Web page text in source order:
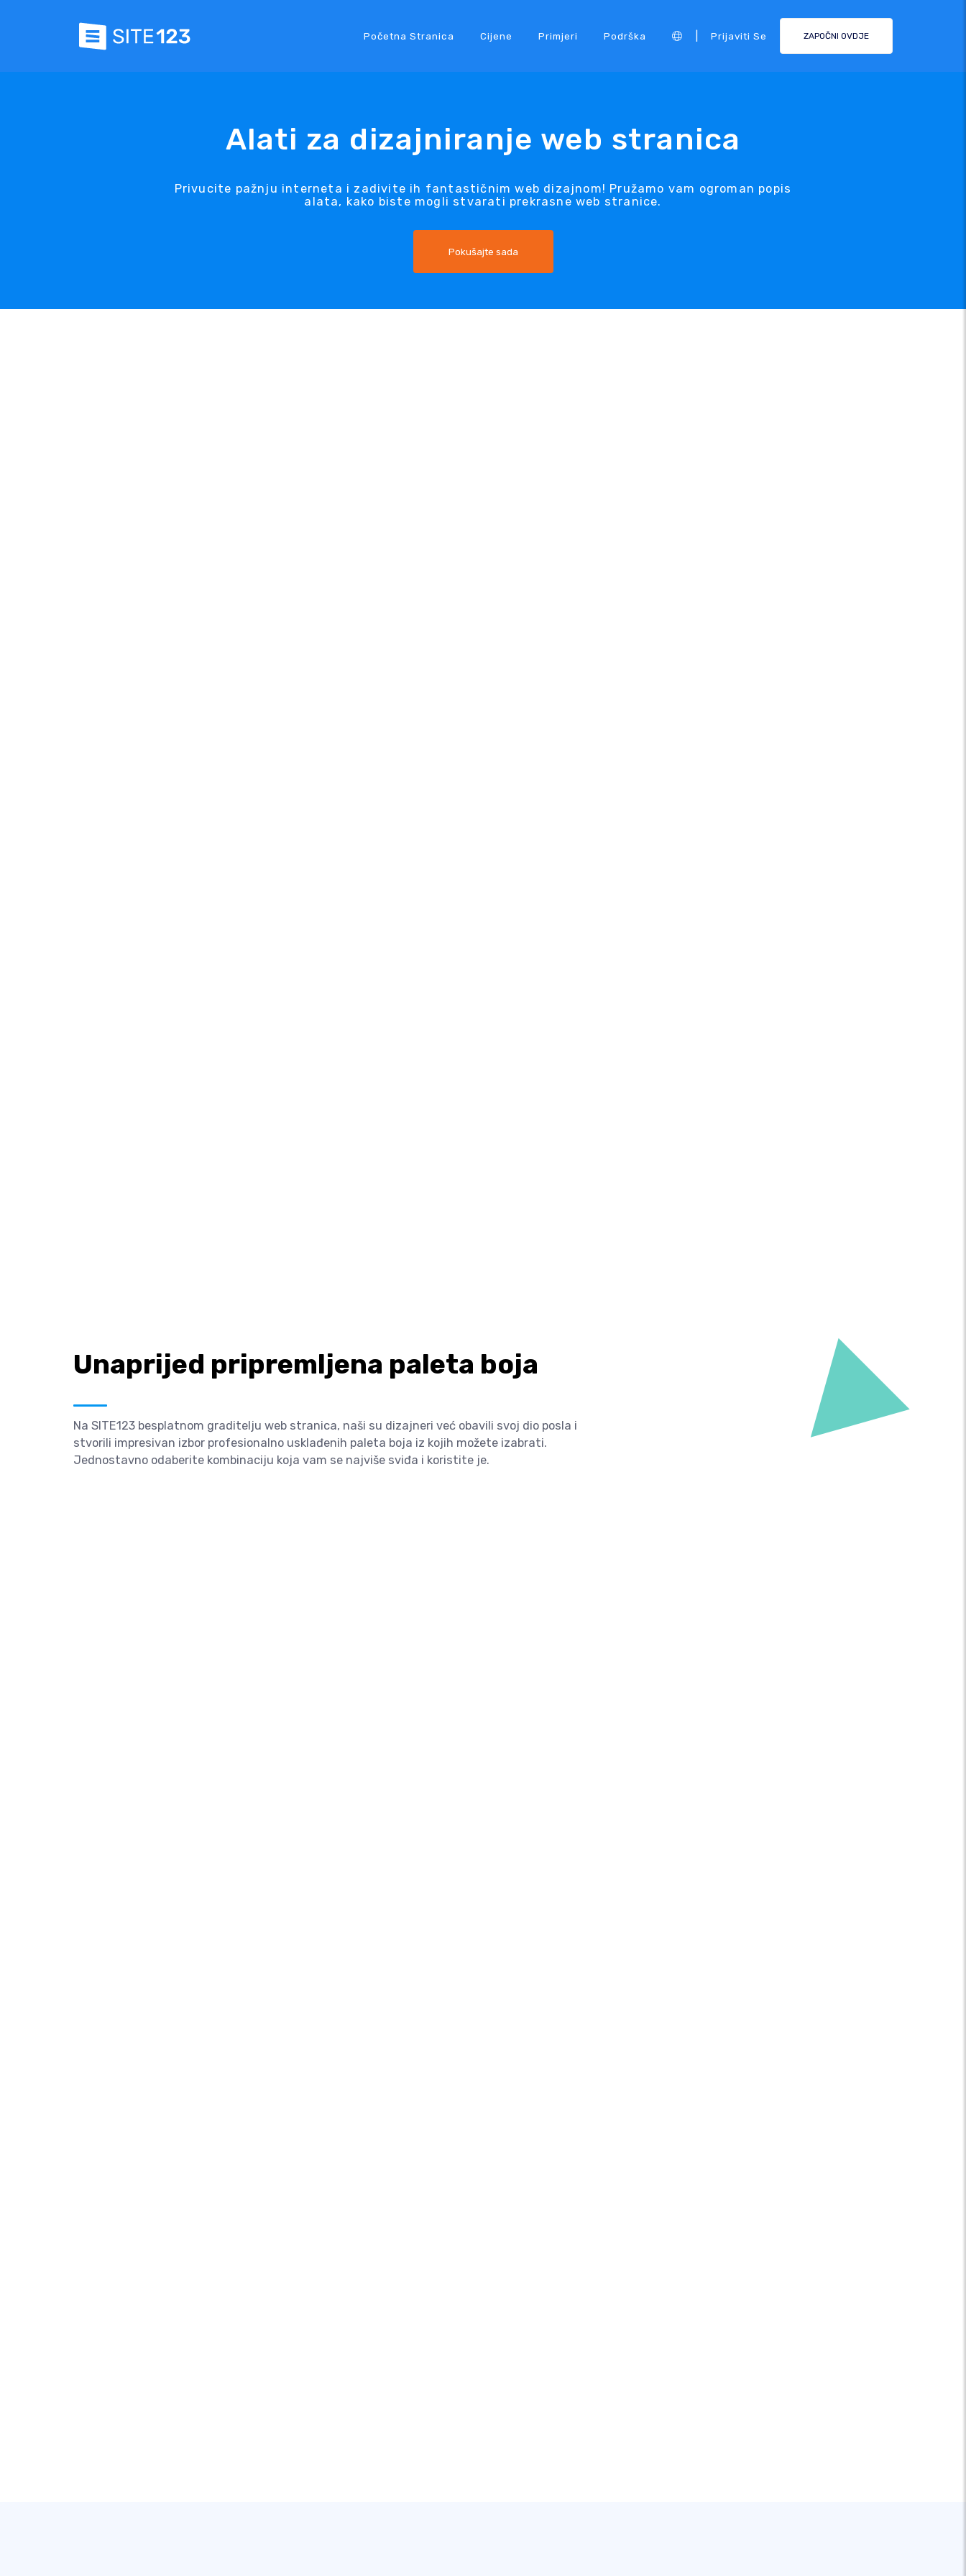
Početna Stranica Cijene Primjeri Podrška Prijaviti Se ZAPOČNI OVDJE
Alati za dizajniranje web stranica
Privucite pažnju interneta i zadivite ih fantastičnim web dizajnom! Pružamo vam ogroman popis
alata, kako biste mogli stvarati prekrasne web stranice.
Pokušajte sada
Unaprijed pripremljena paleta boja
Na SITE123 besplatnom graditelju web stranica, naši su dizajneri već obavili svoj dio posla i
stvorili impresivan izbor profesionalno usklađenih paleta boja iz kojih možete izabrati.
Jednostavno odaberite kombinaciju koja vam se najviše sviđa i koristite je.